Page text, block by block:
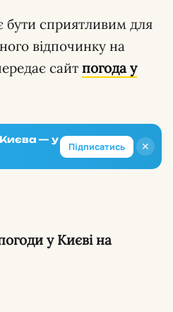
бути сприятливим для
відпочинку на
сайт погода у
✕
— у
Підписатись
у Києві на